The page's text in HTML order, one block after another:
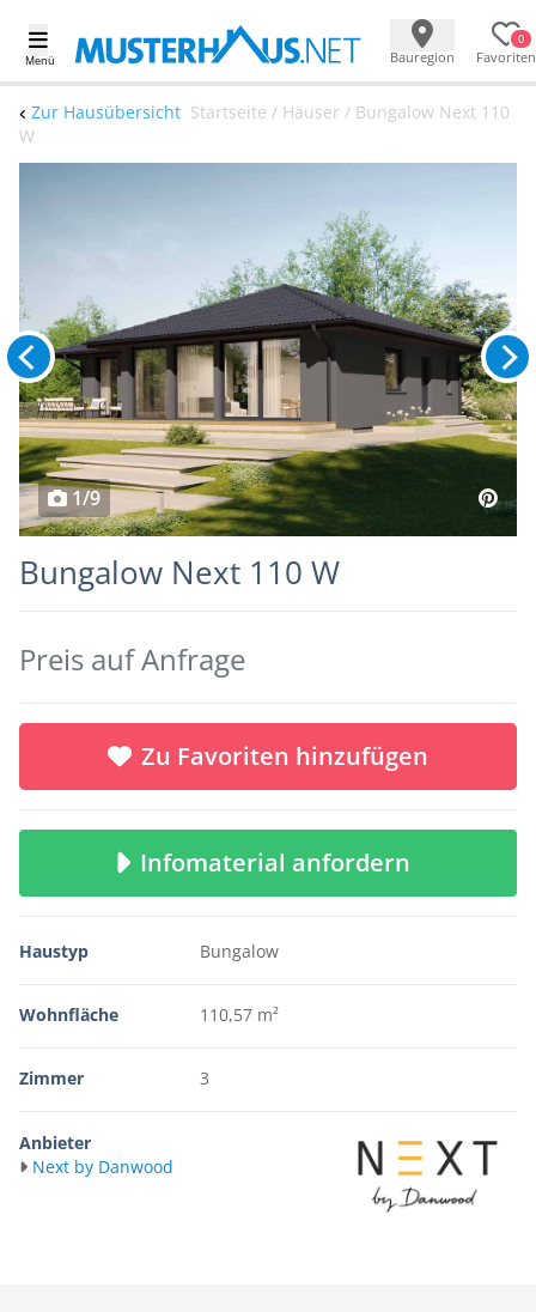
Menü Bauregion
0
Favoriten
Zur Hausübersicht Startseite / Häuser / Bungalow Next 110
W
1/9
Bungalow Next 110 W
Preis auf Anfrage
Zu Favoriten hinzufügen
Infomaterial anfordern
Haustyp Bungalow
Wohnfläche 110,57 m²
Zimmer 3
Anbieter
Next by Danwood